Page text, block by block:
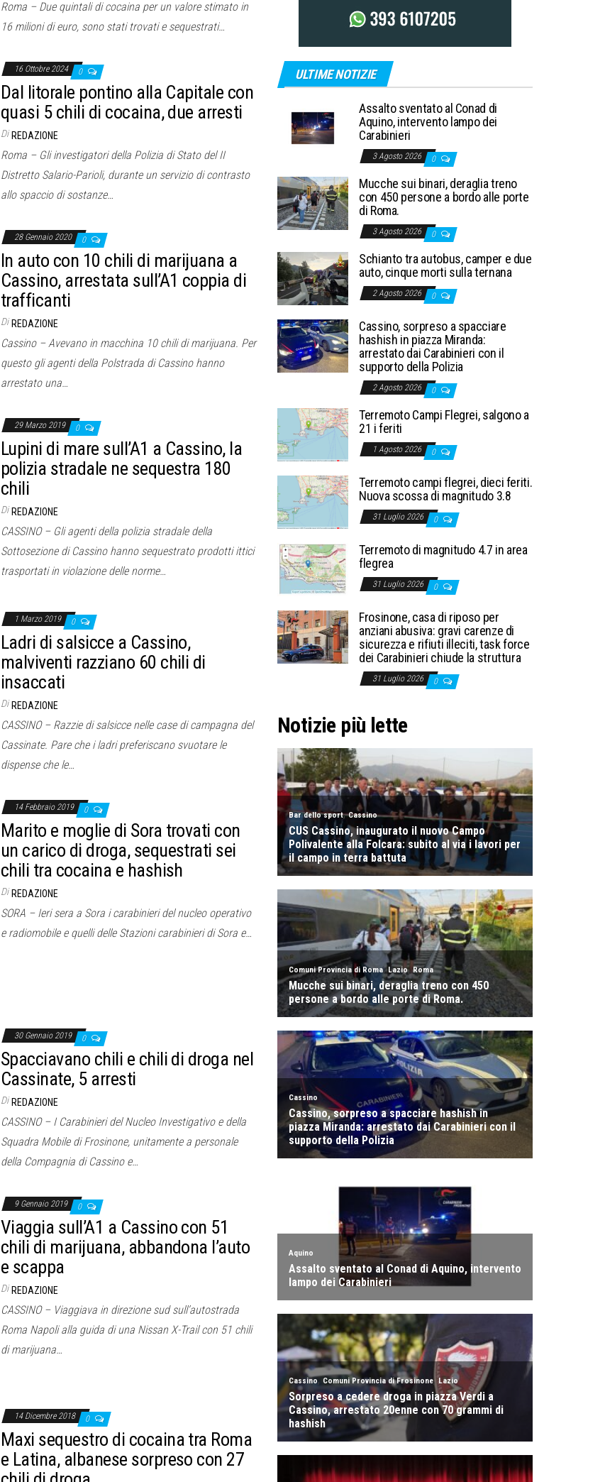
Roma – Due quintali di cocaina per un valore stimato in
16 milioni di euro, sono stati trovati e sequestrati…
16 Ottobre 2024 0
Dal litorale pontino alla Capitale con
quasi 5 chili di cocaina, due arresti
Di REDAZIONE
Roma – Gli investigatori della Polizia di Stato del II
Distretto Salario-Parioli, durante un servizio di contrasto
allo spaccio di sostanze…
28 Gennaio 2020 0
In auto con 10 chili di marijuana a
Cassino, arrestata sull’A1 coppia di
trafficanti
Di REDAZIONE
Cassino – Avevano in macchina 10 chili di marijuana. Per
questo gli agenti della Polstrada di Cassino hanno
arrestato una…
29 Marzo 2019 0
Lupini di mare sull’A1 a Cassino, la
polizia stradale ne sequestra 180
chili
Di REDAZIONE
CASSINO – Gli agenti della polizia stradale della
Sottosezione di Cassino hanno sequestrato prodotti ittici
trasportati in violazione delle norme…
1 Marzo 2019 0
Ladri di salsicce a Cassino,
malviventi razziano 60 chili di
insaccati
Di REDAZIONE
CASSINO – Razzie di salsicce nelle case di campagna del
Cassinate. Pare che i ladri preferiscano svuotare le
dispense che le…
14 Febbraio 2019 0
Marito e moglie di Sora trovati con
un carico di droga, sequestrati sei
chili tra cocaina e hashish
Di REDAZIONE
SORA – Ieri sera a Sora i carabinieri del nucleo operativo
e radiomobile e quelli delle Stazioni carabinieri di Sora e…
30 Gennaio 2019 0
Spacciavano chili e chili di droga nel
Cassinate, 5 arresti
Di REDAZIONE
CASSINO – I Carabinieri del Nucleo Investigativo e della
Squadra Mobile di Frosinone, unitamente a personale
della Compagnia di Cassino e…
9 Gennaio 2019 0
Viaggia sull’A1 a Cassino con 51
chili di marijuana, abbandona l’auto
e scappa
Di REDAZIONE
CASSINO – Viaggiava in direzione sud sull’autostrada
Roma Napoli alla guida di una Nissan X-Trail con 51 chili
di marijuana…
14 Dicembre 2018 0
Maxi sequestro di cocaina tra Roma
e Latina, albanese sorpreso con 27
ULTIME NOTIZIE
Assalto sventato al Conad di
Aquino, intervento lampo dei
Carabinieri
3 Agosto 2026 0
Mucche sui binari, deraglia treno
con 450 persone a bordo alle porte
di Roma.
3 Agosto 2026 0
Schianto tra autobus, camper e due
auto, cinque morti sulla ternana
2 Agosto 2026 0
Cassino, sorpreso a spacciare
hashish in piazza Miranda:
arrestato dai Carabinieri con il
supporto della Polizia
2 Agosto 2026 0
Terremoto Campi Flegrei, salgono a
21 i feriti
1 Agosto 2026 0
Terremoto campi flegrei, dieci feriti.
Nuova scossa di magnitudo 3.8
31 Luglio 2026 0
Terremoto di magnitudo 4.7 in area
flegrea
31 Luglio 2026 0
Frosinone, casa di riposo per
anziani abusiva: gravi carenze di
sicurezza e rifiuti illeciti, task force
dei Carabinieri chiude la struttura
31 Luglio 2026 0
Notizie più lette